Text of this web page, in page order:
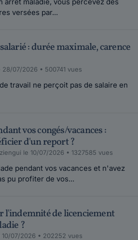
versées par...
: durée maximale, carence
07/2026 • 500741 vues
travail ne perçoit pas de salaire en
vos congés/vacances :
d'un report ?
le 10/07/2026 • 1327585 vues
pendant vos vacances et n'avez
pu profiter de vos...
l'indemnité de licenciement
?
07/2026 • 202252 vues